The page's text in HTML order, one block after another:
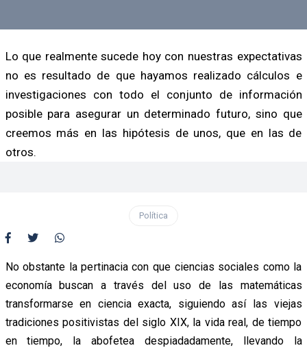
Lo que realmente sucede hoy con nuestras expectativas
no es resultado de que hayamos realizado cálculos e
investigaciones con todo el conjunto de información
posible para asegurar un determinado futuro, sino que
creemos más en las hipótesis de unos, que en las de
otros.
Política
No obstante la pertinacia con que ciencias sociales como la
economía buscan a través del uso de las matemáticas
transformarse en ciencia exacta, siguiendo así las viejas
tradiciones positivistas del siglo XIX, la vida real, de tiempo
en tiempo, la abofetea despiadadamente, llevando la